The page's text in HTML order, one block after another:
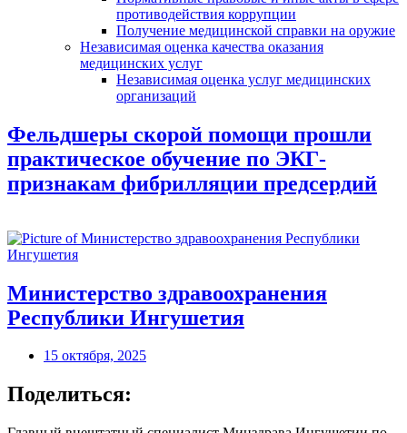
противодействия коррупции
Получение медицинской справки на оружие
Независимая оценка качества оказания
медицинских услуг
Независимая оценка услуг медицинскиx
организаций
Фельдшеры скорой помощи прошли
практическое обучение по ЭКГ-
признакам фибрилляции предсердий
Министерство здравоохранения
Республики Ингушетия
15 октября, 2025
Поделиться: